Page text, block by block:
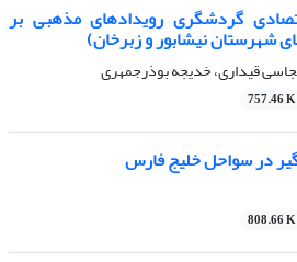
گردشگری رویدادهای مذهبی بر
شهرستان نیشابور و زبرخان)
قیداری، خدیجه بوذرجمهری
757.46 K
در سواحل خلیج فارس
808.66 K